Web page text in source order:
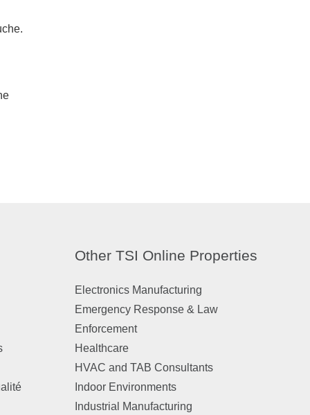
Other TSI Online Properties
Electronics Manufacturing
Emergency Response & Law
Enforcement
Healthcare
HVAC and TAB Consultants
Indoor Environments
Industrial Manufacturing